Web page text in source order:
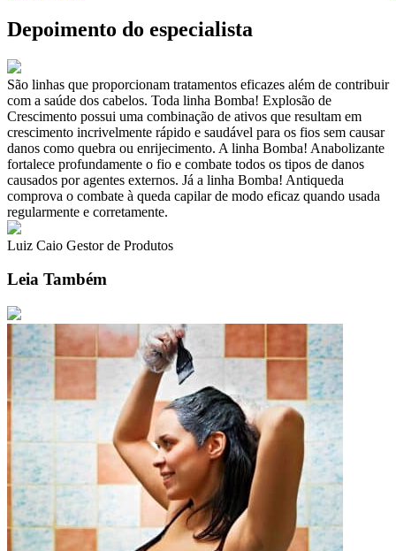
Depoimento do especialista
São linhas que proporcionam tratamentos eficazes além de contribuir
com a saúde dos cabelos. Toda linha Bomba! Explosão de
Crescimento possui uma combinação de ativos que resultam em
crescimento incrivelmente rápido e saudável para os fios sem causar
danos como quebra ou enrijecimento. A linha Bomba! Anabolizante
fortalece profundamente o fio e combate todos os tipos de danos
causados por agentes externos. Já a linha Bomba! Antiqueda
comprova o combate à queda capilar de modo eficaz quando usada
regularmente e corretamente.
Luiz Caio Gestor de Produtos
Leia Também